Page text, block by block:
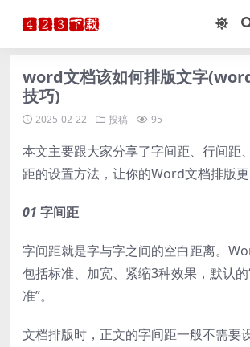
word文档该如何排版文字
技巧)
2025-02-22 投稿 95
本文主要跟大家分享了字间距、行间距
距的设置方法，让你的Word文档排版更
01 字间距
字间距就是字与字之间的空白距离。
包括标准、加宽、紧缩3种效果，默认的
准”。
文档排版时，正文的字间距一般不需要